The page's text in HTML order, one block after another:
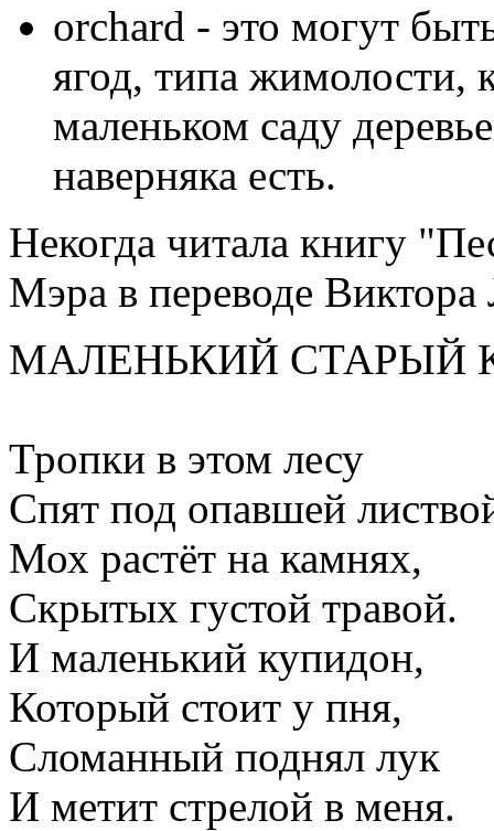
orchard - это могут
ягод, типа жимолости,
маленьком саду
наверняка есть.
Некогда читала книгу
Мэра в переводе
МАЛЕНЬКИЙ СТАРЫЙ
Тропки в этом лесу
Спят под опавшей
Мох растёт на камнях,
Скрытых густой травой.
И маленький купидон,
Который стоит у пня,
Сломанный поднял лук
И метит стрелой в меня.